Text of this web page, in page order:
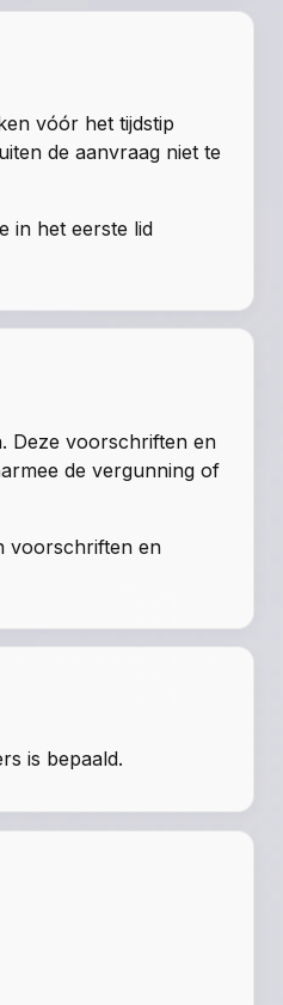
vóór het tijdstip
de aanvraag niet te
in het eerste lid
Deze voorschriften en
de vergunning of
voorschriften en
is bepaald.